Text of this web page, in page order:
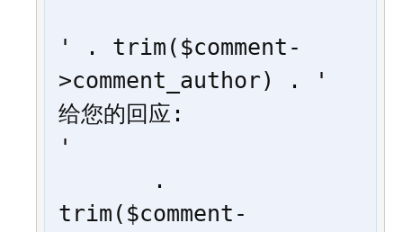
' . trim($comment-
>comment_author) . '
给您的回应:
'
trim($comment-